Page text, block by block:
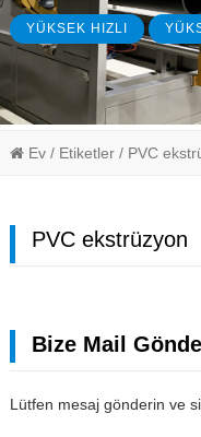
YÜKSEK HIZLI
Ev / Etiketler / PVC
PVC ekstrüzyon
Bize Mail
Lütfen mesaj gönderin ve